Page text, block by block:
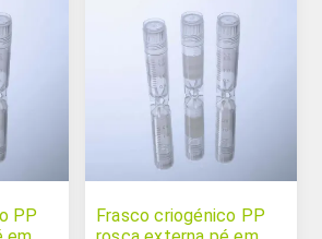
PP
Frasco criogénico PP